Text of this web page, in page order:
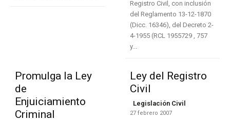
Registro Civil, con inclusión
del Reglamento 13-12-1870
(Dicc. 16346), del Decreto 2-
4-1955 (RCL 1955729 , 757
y...
Promulga la Ley
de
Enjuiciamiento
Criminal
Ley del Registro
Civil
Legislación Civil
27 febrero 2007